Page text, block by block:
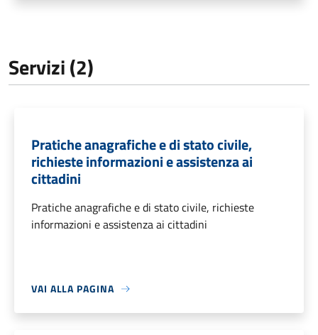
Servizi (2)
Pratiche anagrafiche e di stato civile,
richieste informazioni e assistenza ai
cittadini
Pratiche anagrafiche e di stato civile, richieste
informazioni e assistenza ai cittadini
VAI ALLA PAGINA